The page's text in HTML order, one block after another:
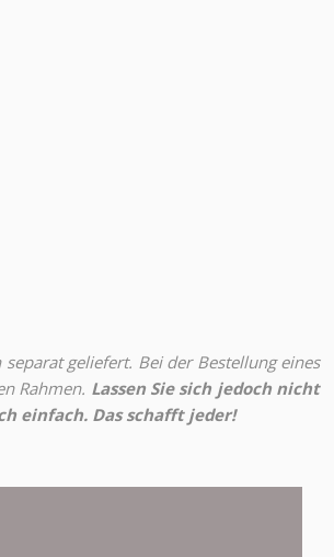
geliefert. Bei der Bestellung eines
Rahmen. Lassen Sie sich jedoch nicht
einfach. Das schafft jeder!